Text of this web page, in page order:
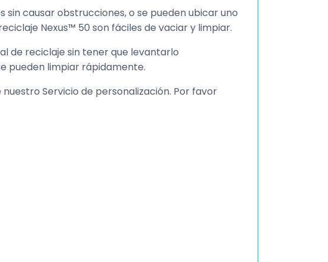
sin causar obstrucciones, o se pueden ubicar uno
Nexus™ 50 son fáciles de vaciar y limpiar.
de reciclaje sin tener que levantarlo
pueden limpiar rápidamente.
Servicio de personalización. Por favor